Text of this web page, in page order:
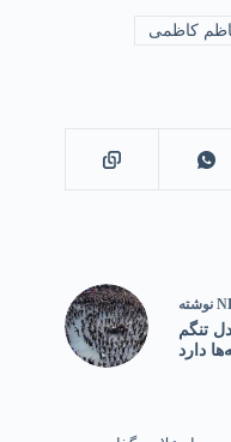
کاظمی
نوشته
تنگم
دارد